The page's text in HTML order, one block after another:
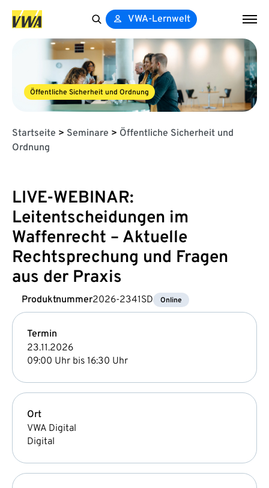
for:
VWA-Lernwelt
Öffentliche Sicherheit und Ordnung
Startseite > Seminare > Öffentliche Sicherheit und
Ordnung
LIVE-WEBINAR:
Leitentscheidungen im
Waffenrecht – Aktuelle
Rechtsprechung und Fragen
aus der Praxis
Produktnummer2026-2341SD Online
Termin
23.11.2026
09:00 Uhr bis 16:30 Uhr
Ort
VWA Digital
Digital